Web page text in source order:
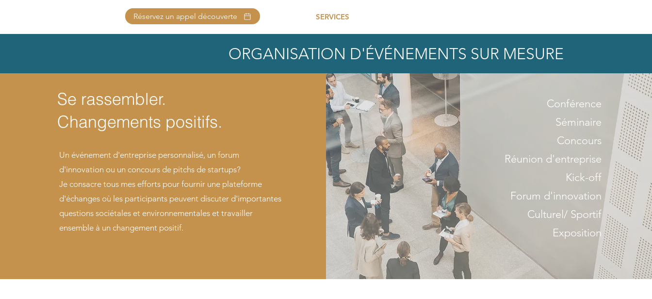
Réservez un appel découverte SERVICES
ORGANISATION D'ÉVÉNEMENTS SUR MESURE
Se rassembler.
Changements positifs.
Un événement d'entreprise personnalisé, un forum
d'innovation ou un concours de pitchs de startups?
Je consacre tous mes efforts pour fournir une plateforme
d'échanges où les participants peuvent discuter d'importantes
questions sociétales et environnementales et travailler
ensemble à un changement positif.
Conférence
Séminaire
Concours
Réunion d'entreprise
Kick-off
Forum d'innovation
Culturel/ Sportif
Exposition